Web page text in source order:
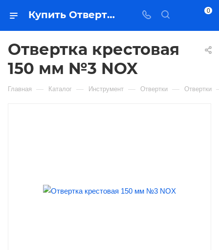
Купить Отвертка крестовая 150 мм №3 NOX в Якутске — цена, характеристики, подбор | Востоктехторг 0
Отвертка крестовая
150 мм №3 NOX
Главная — Каталог — Инструмент — Отвертки — Отвертки